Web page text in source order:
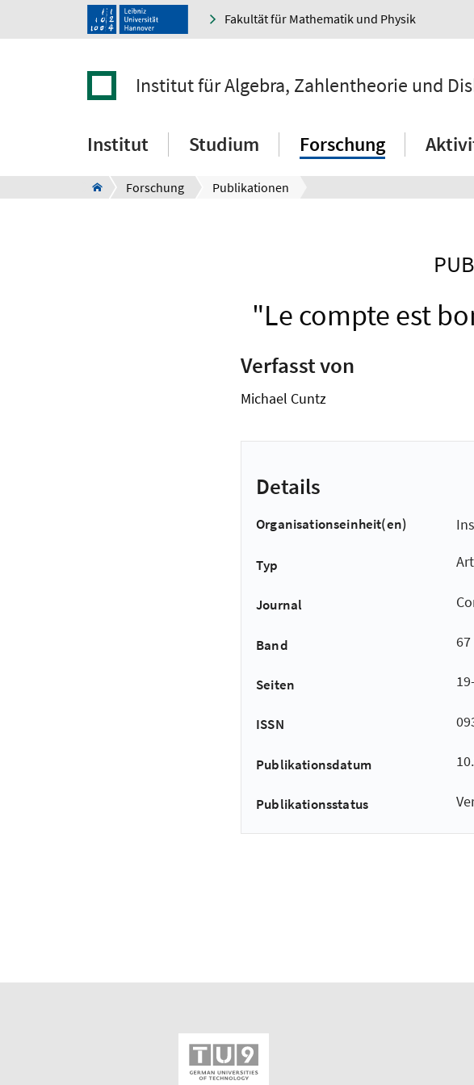
Fakultät für Mathematik und Physik
Institut für Algebra, Zahlentheorie und
Institut Studium Forschung
Forschung Publikationen
"Le compte est
Verfasst von
Michael Cuntz
Details
Organisationseinheit(en)
Typ
Journal
Band 67
Seiten
ISSN
Publikationsdatum
Publikationsstatus